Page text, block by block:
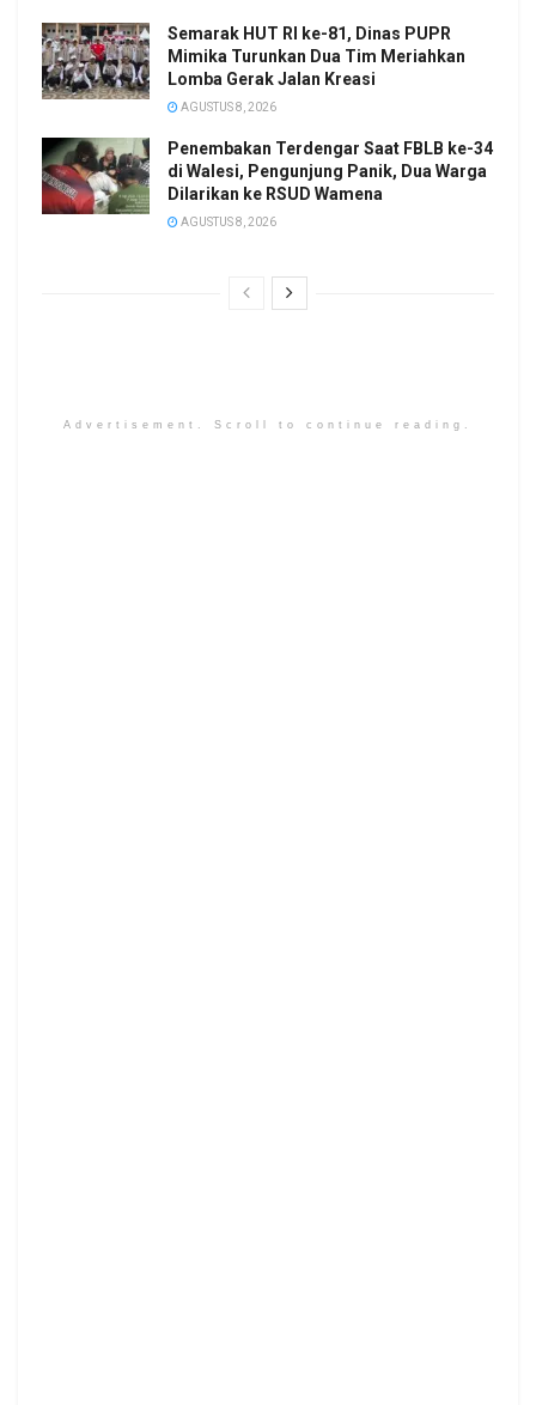
Semarak HUT RI ke-81, Dinas PUPR
Mimika Turunkan Dua Tim Meriahkan
Lomba Gerak Jalan Kreasi
AGUSTUS 8, 2026
Penembakan Terdengar Saat FBLB ke-34
di Walesi, Pengunjung Panik, Dua Warga
Dilarikan ke RSUD Wamena
AGUSTUS 8, 2026
Advertisement. Scroll to continue reading.